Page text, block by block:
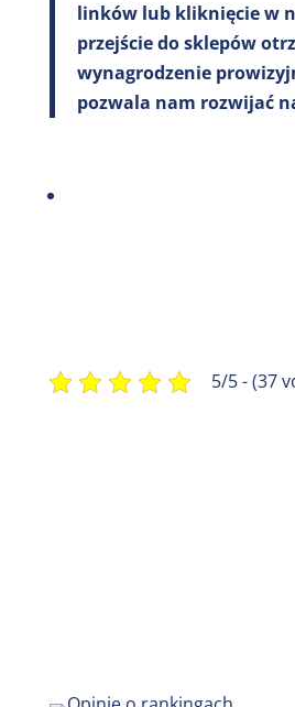
linków lub kliknięcie w
przejście do sklepów
wynagrodzenie
pozwala nam rozwijać
5/5 - (37